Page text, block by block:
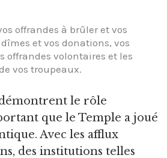
offrandes à brûler et vos
et vos donations, vos
offrandes volontaires et les
vos troupeaux.
démontrent le rôle
que le Temple a joué
Avec les afflux
des institutions telles